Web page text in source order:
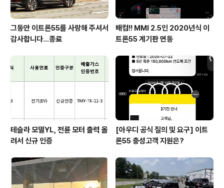
그동안 이트론55를 사랑해 주셔서
감사합니다...종료
배컴!! MMI 2.5인 2020년식 이
트론55 계기판 연동
테슬라 모델YL, 전륜 모터 출력 올
려서 신규 인증
[아우디 공식 질의 및 요구] 이트
론55 충성고객 지원은?